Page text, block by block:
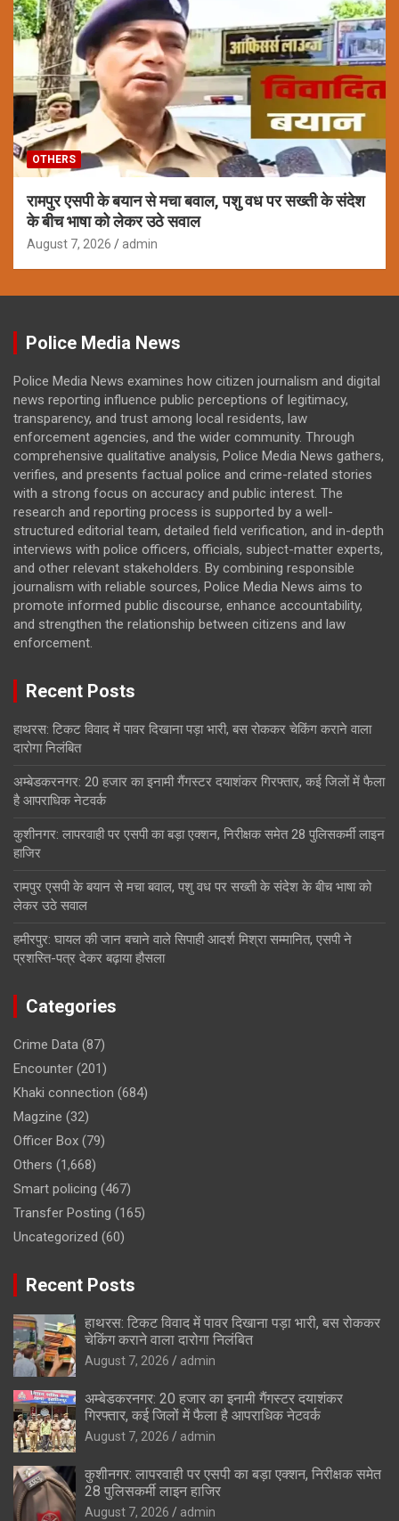
OTHERS
रामपुर एसपी के बयान से मचा बवाल, पशु वध पर सख्ती के संदेश
के बीच भाषा को लेकर उठे सवाल
August 7, 2026 admin
Police Media News
Police Media News examines how citizen journalism and digital
news reporting influence public perceptions of legitimacy,
transparency, and trust among local residents, law
enforcement agencies, and the wider community. Through
comprehensive qualitative analysis, Police Media News gathers,
verifies, and presents factual police and crime-related stories
with a strong focus on accuracy and public interest. The
research and reporting process is supported by a well-
structured editorial team, detailed field verification, and in-depth
interviews with police officers, officials, subject-matter experts,
and other relevant stakeholders. By combining responsible
journalism with reliable sources, Police Media News aims to
promote informed public discourse, enhance accountability,
and strengthen the relationship between citizens and law
enforcement.
Recent Posts
हाथरस: टिकट विवाद में पावर दिखाना पड़ा भारी, बस रोककर चेकिंग कराने वाला
दारोगा निलंबित
अम्बेडकरनगर: 20 हजार का इनामी गैंगस्टर दयाशंकर गिरफ्तार, कई जिलों में फैला
है आपराधिक नेटवर्क
कुशीनगर: लापरवाही पर एसपी का बड़ा एक्शन, निरीक्षक समेत 28 पुलिसकर्मी लाइन
हाजिर
रामपुर एसपी के बयान से मचा बवाल, पशु वध पर सख्ती के संदेश के बीच भाषा को
लेकर उठे सवाल
हमीरपुर: घायल की जान बचाने वाले सिपाही आदर्श मिश्रा सम्मानित, एसपी ने
प्रशस्ति-पत्र देकर बढ़ाया हौसला
Categories
Crime Data (87)
Encounter (201)
Khaki connection (684)
Magzine (32)
Officer Box (79)
Others (1,668)
Smart policing (467)
Transfer Posting (165)
Uncategorized (60)
Recent Posts
हाथरस: टिकट विवाद में पावर दिखाना पड़ा भारी, बस रोककर
चेकिंग कराने वाला दारोगा निलंबित
August 7, 2026 admin
अम्बेडकरनगर: 20 हजार का इनामी गैंगस्टर दयाशंकर
गिरफ्तार, कई जिलों में फैला है आपराधिक नेटवर्क
August 7, 2026 admin
कुशीनगर: लापरवाही पर एसपी का बड़ा एक्शन, निरीक्षक समेत
28 पुलिसकर्मी लाइन हाजिर
August 7, 2026 admin